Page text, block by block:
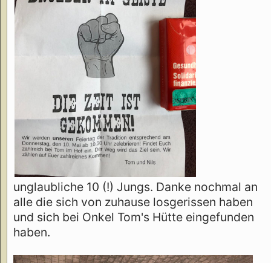
unglaubliche 10 (!) Jungs. Danke nochmal an
alle die sich von zuhause losgerissen haben
und sich bei Onkel Tom's Hütte eingefunden
haben.